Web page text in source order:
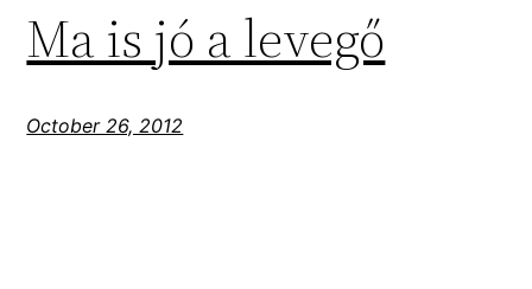
Ma is jó a levegő
October 26, 2012